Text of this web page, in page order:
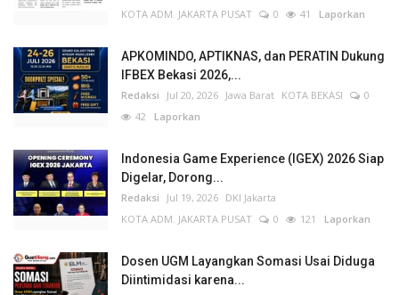
KOTA ADM. JAKARTA PUSAT
0 41 Laporkan
APKOMINDO, APTIKNAS, dan PERATIN Dukung
IFBEX Bekasi 2026,...
Redaksi Jul 20, 2026 Jawa Barat KOTA BEKASI
0
42 Laporkan
Indonesia Game Experience (IGEX) 2026 Siap
Digelar, Dorong...
Redaksi Jul 19, 2026 DKI Jakarta
KOTA ADM. JAKARTA PUSAT
0 121 Laporkan
Dosen UGM Layangkan Somasi Usai Diduga
Diintimidasi karena...